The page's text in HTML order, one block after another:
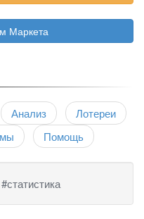
Маркета
Анализ
Лотереи
Помощь